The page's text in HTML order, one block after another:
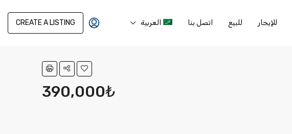
للإيجار للبيع اتصل بنا العربية CREATE A LISTING
390,000₺